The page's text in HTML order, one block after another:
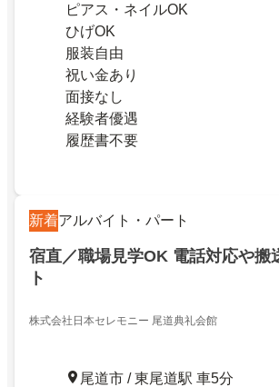
ピアス・ネイルOK
ひげOK
服装自由
祝い金あり
面接なし
経験者優遇
履歴書不要
新着アルバイト・パート
宿直／職場見学OK 電話対応や
ト
株式会社日本セレモニー 尾道典礼会館
尾道市 / 東尾道駅 車5分